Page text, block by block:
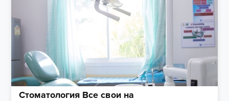
Стоматология Все свои на